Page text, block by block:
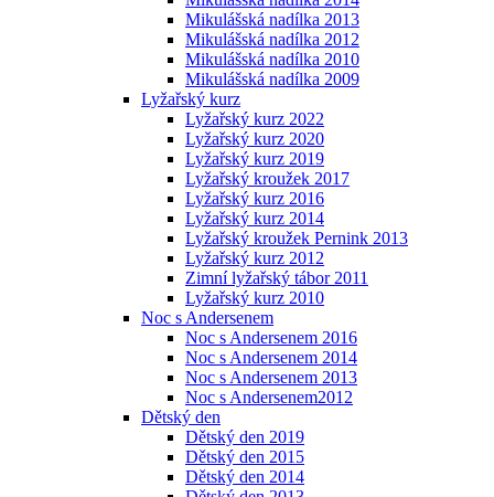
Mikulášská nadílka 2013
Mikulášská nadílka 2012
Mikulášská nadílka 2010
Mikulášská nadílka 2009
Lyžařský kurz
Lyžařský kurz 2022
Lyžařský kurz 2020
Lyžařský kurz 2019
Lyžařský kroužek 2017
Lyžařský kurz 2016
Lyžařský kurz 2014
Lyžařský kroužek Pernink 2013
Lyžařský kurz 2012
Zimní lyžařský tábor 2011
Lyžařský kurz 2010
Noc s Andersenem
Noc s Andersenem 2016
Noc s Andersenem 2014
Noc s Andersenem 2013
Noc s Andersenem2012
Dětský den
Dětský den 2019
Dětský den 2015
Dětský den 2014